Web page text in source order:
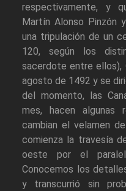
respectivamente, y
Martín Alonso Pinzón y
una tripulación de un
120, según los
sacerdote entre ellos),
agosto de 1492 y se
del momento, las
mes, hacen algunas
cambian el velamen
comienza la travesía
oeste por el
Conocemos los
y transcurrió sin